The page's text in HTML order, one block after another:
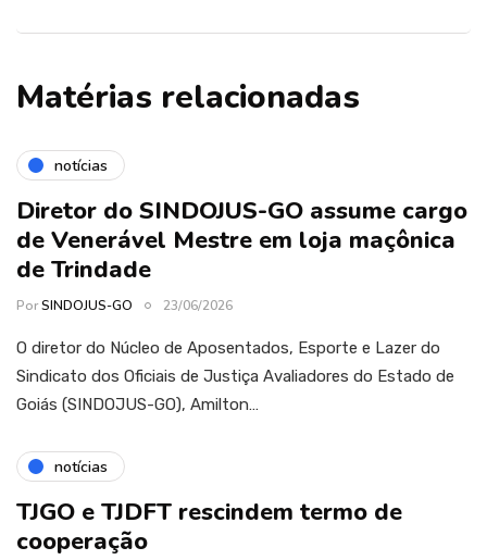
Matérias relacionadas
notícias
Diretor do SINDOJUS-GO assume cargo
de Venerável Mestre em loja maçônica
de Trindade
PorSINDOJUS-GO 23/06/2026
O diretor do Núcleo de Aposentados, Esporte e Lazer do
Sindicato dos Oficiais de Justiça Avaliadores do Estado de
Goiás (SINDOJUS-GO), Amilton…
notícias
TJGO e TJDFT rescindem termo de
cooperação